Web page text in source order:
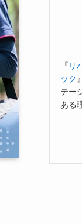
『 リ
ック
テー
ある